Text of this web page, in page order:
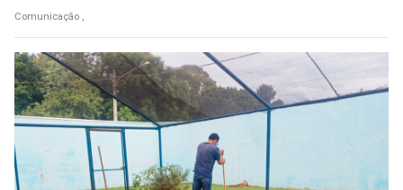
Comunicação ,